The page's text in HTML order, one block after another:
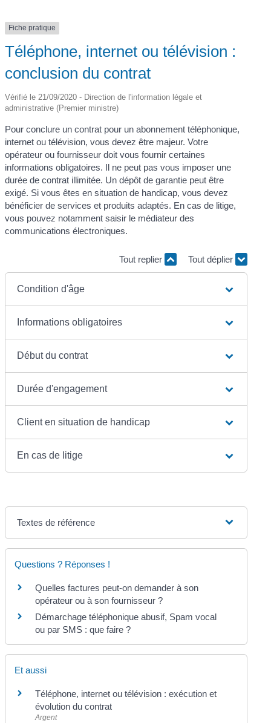
Fiche pratique
Téléphone, internet ou télévision :
conclusion du contrat
Vérifié le 21/09/2020 - Direction de l'information légale et
administrative (Premier ministre)
Pour conclure un contrat pour un abonnement téléphonique,
internet ou télévision, vous devez être majeur. Votre
opérateur ou fournisseur doit vous fournir certaines
informations obligatoires. Il ne peut pas vous imposer une
durée de contrat illimitée. Un dépôt de garantie peut être
exigé. Si vous êtes en situation de handicap, vous devez
bénéficier de services et produits adaptés. En cas de litige,
vous pouvez notamment saisir le médiateur des
communications électroniques.
Tout replier Tout déplier
Condition d'âge
Informations obligatoires
Début du contrat
Durée d'engagement
Client en situation de handicap
En cas de litige
Textes de référence
Questions ? Réponses !
Quelles factures peut-on demander à son
opérateur ou à son fournisseur ?
Démarchage téléphonique abusif, Spam vocal
ou par SMS : que faire ?
Et aussi
Téléphone, internet ou télévision : exécution et
évolution du contrat
Argent